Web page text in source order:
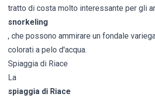
tratto di costa molto interessante per gli
snorkeling
, che possono ammirare un fondale
colorati a pelo d'acqua.
Spiaggia di Riace
La
spiaggia di Riace